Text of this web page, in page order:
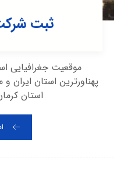
ثبت
موقعیت جغرافیایی
پهناورترین استان ایران
استان